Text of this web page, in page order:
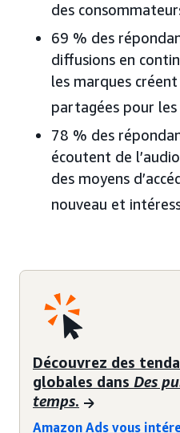
des
69 % des
diffusions en
les marques
partagées pour les
78 % des
écoutent de
des moyens
nouveau et
Découvrez des
globales dans Des
temps.
Amazon Ads vous